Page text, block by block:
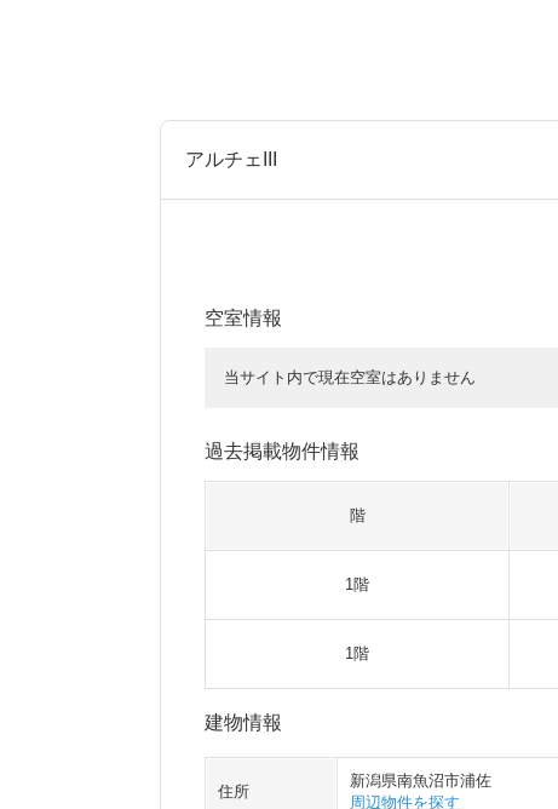
アルチェIII
空室情報
当サイト内で現在空室はありません
過去掲載物件情報
階
1階
1階
建物情報
住所
新潟県南魚沼市浦佐
周辺物件を探す